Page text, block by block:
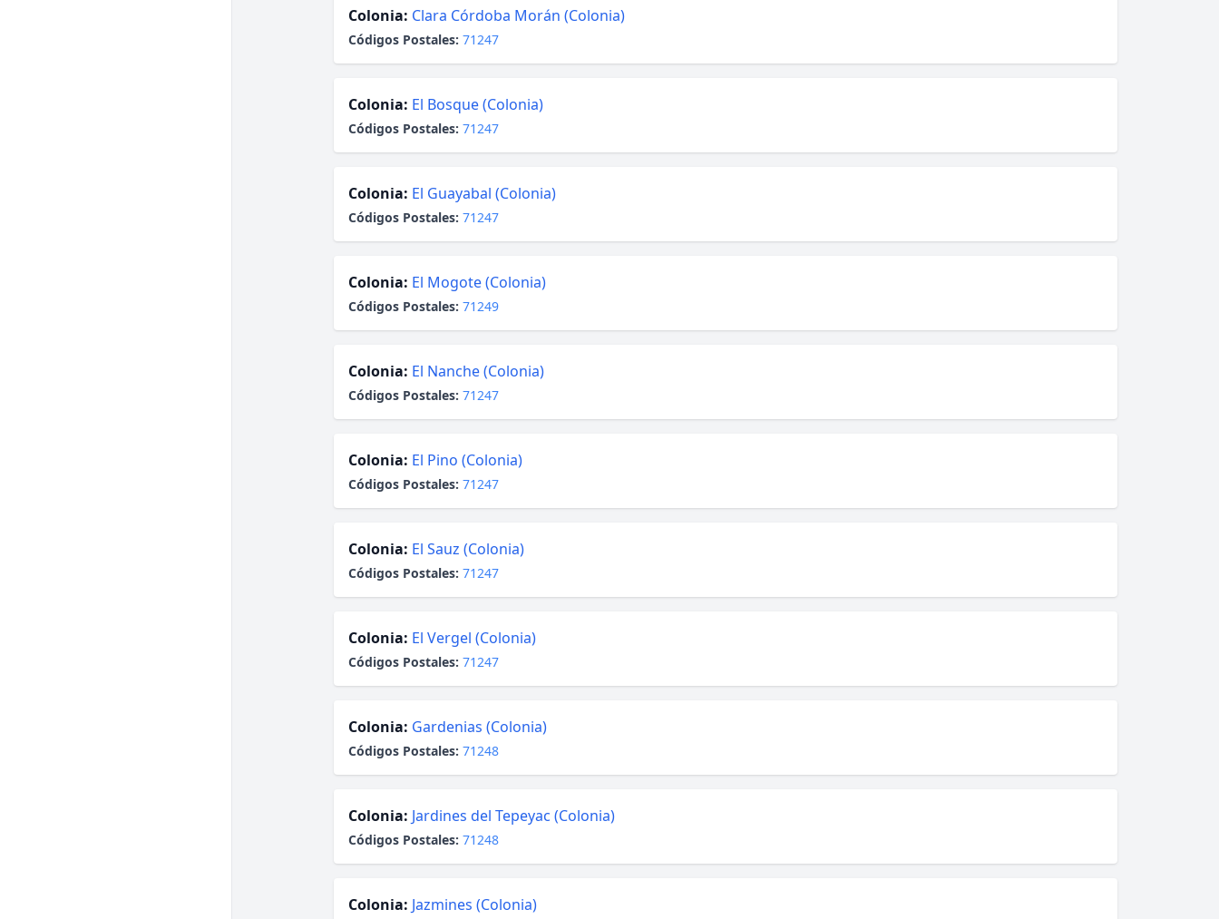
Colonia: Clara Córdoba Morán (Colonia)
Códigos Postales: 71247
Colonia: El Bosque (Colonia)
Códigos Postales: 71247
Colonia: El Guayabal (Colonia)
Códigos Postales: 71247
Colonia: El Mogote (Colonia)
Códigos Postales: 71249
Colonia: El Nanche (Colonia)
Códigos Postales: 71247
Colonia: El Pino (Colonia)
Códigos Postales: 71247
Colonia: El Sauz (Colonia)
Códigos Postales: 71247
Colonia: El Vergel (Colonia)
Códigos Postales: 71247
Colonia: Gardenias (Colonia)
Códigos Postales: 71248
Colonia: Jardines del Tepeyac (Colonia)
Códigos Postales: 71248
Colonia: Jazmines (Colonia)